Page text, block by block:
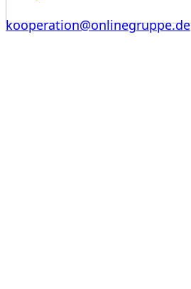
kooperation@onlinegruppe.de